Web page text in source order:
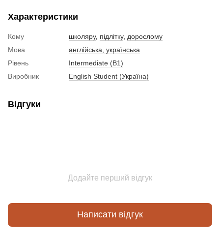
Характеристики
Кому школяру, підлітку, дорослому
Мова
англійська, українська
Рівень
Intermediate (B1)
Виробник
English Student (Україна)
Відгуки
Додайте перший відгук
Написати відгук